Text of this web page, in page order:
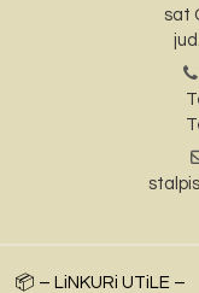
sat
📦 – LiNKURi UTiLE –